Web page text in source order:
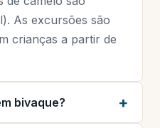
As excursões são
crianças a partir de
bivaque?